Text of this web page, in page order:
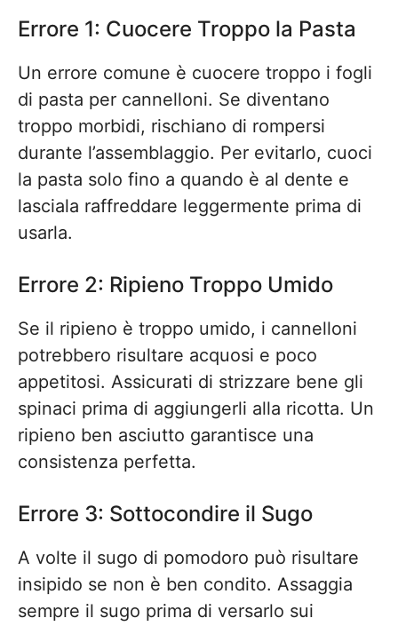
Errore 1: Cuocere Troppo la Pasta
Un errore comune è cuocere troppo i fogli
di pasta per cannelloni. Se diventano
troppo morbidi, rischiano di rompersi
durante l’assemblaggio. Per evitarlo, cuoci
la pasta solo fino a quando è al dente e
lasciala raffreddare leggermente prima di
usarla.
Errore 2: Ripieno Troppo Umido
Se il ripieno è troppo umido, i cannelloni
potrebbero risultare acquosi e poco
appetitosi. Assicurati di strizzare bene gli
spinaci prima di aggiungerli alla ricotta. Un
ripieno ben asciutto garantisce una
consistenza perfetta.
Errore 3: Sottocondire il Sugo
A volte il sugo di pomodoro può risultare
insipido se non è ben condito. Assaggia
sempre il sugo prima di versarlo sui